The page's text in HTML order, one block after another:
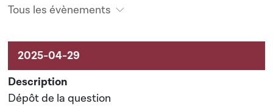
Tous les évènements
Activités sur le dossier
Dépôt de la question